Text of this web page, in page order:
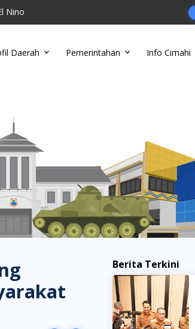
Nino
Puntun...
Daerah Pemerintahan Info Cimahi
Berita Terkini